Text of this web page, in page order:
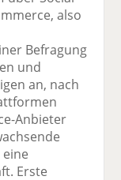
also
Befragung
und
an, nach
Anbieter
Erste